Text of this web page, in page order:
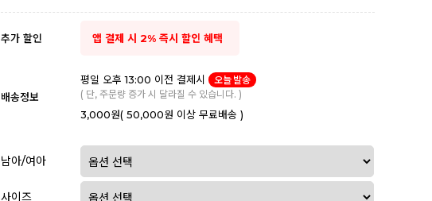
추가 할인 앱 결제 시 2% 즉시 할인 혜택
배송정보
평일 오후 13:00 이전 결제시
오늘 발송
( 단, 주문량 증가 시 달라질 수 있습니다. )
3,000원( 50,000원 이상 무료배송 )
남아/여아
사이즈